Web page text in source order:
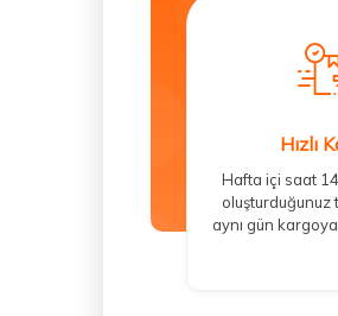
Hızlı
Hafta içi saat
oluşturduğunuz
aynı gün